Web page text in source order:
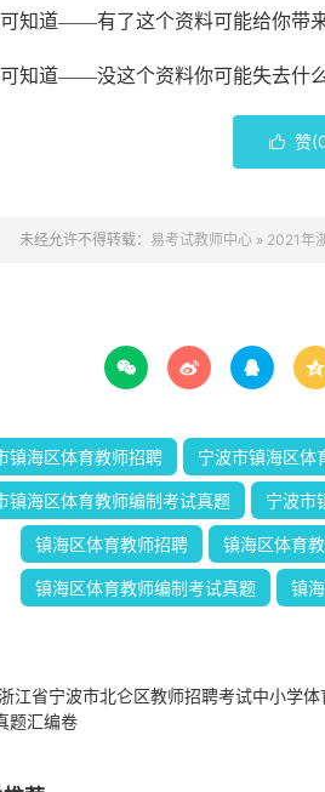
知道——有了这个资料可能给你带来
知道——没这个资料你可能失去什
 赞(
未经允许不得转载： 易考试教师中心 » 2021年
   
镇海区体育教师招聘 宁波市镇海区体
镇海区体育教师编制考试真题 宁波市
镇海区体育教师招聘 镇海区体育
镇海区体育教师编制考试真题 镇
江省宁波市北仑区教师招聘考试中小学体
题汇编卷